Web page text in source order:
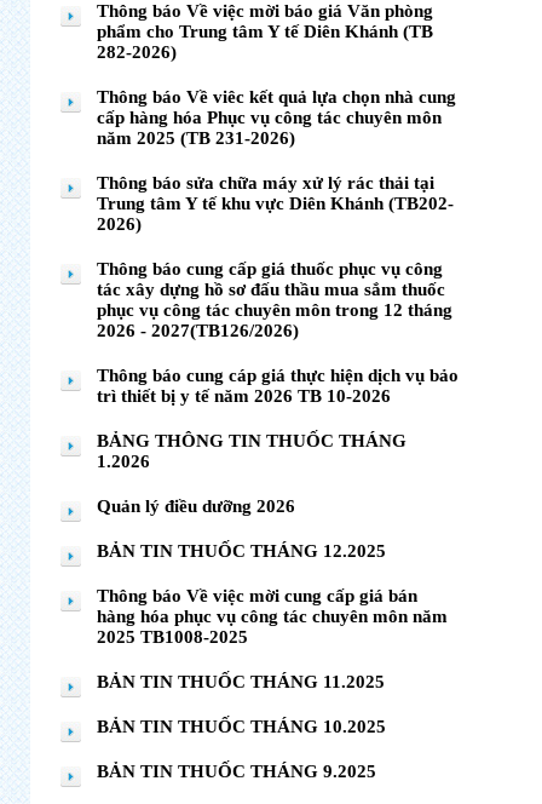
Thông báo Về việc mời báo giá Văn phòng
phẩm cho Trung tâm Y tế Diên Khánh (TB
282-2026)
Thông báo Về viêc kết quả lựa chọn nhà cung
cấp hàng hóa Phục vụ công tác chuyên môn
năm 2025 (TB 231-2026)
Thông báo sửa chữa máy xử lý rác thải tại
Trung tâm Y tế khu vực Diên Khánh (TB202-
2026)
Thông báo cung cấp giá thuốc phục vụ công
tác xây dựng hồ sơ đấu thầu mua sắm thuốc
phục vụ công tác chuyên môn trong 12 tháng
2026 - 2027(TB126/2026)
Thông báo cung cáp giá thực hiện dịch vụ bảo
trì thiết bị y tế năm 2026 TB 10-2026
BẢNG THÔNG TIN THUỐC THÁNG
1.2026
Quản lý điều dưỡng 2026
BẢN TIN THUỐC THÁNG 12.2025
Thông báo Về việc mời cung cấp giá bán
hàng hóa phục vụ công tác chuyên môn năm
2025 TB1008-2025
BẢN TIN THUỐC THÁNG 11.2025
BẢN TIN THUỐC THÁNG 10.2025
BẢN TIN THUỐC THÁNG 9.2025